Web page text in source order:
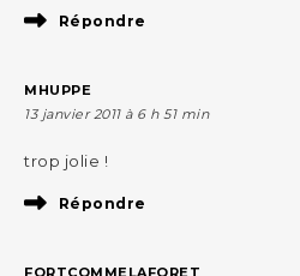
Répondre
MHUPPE
13 janvier 2011 à 6 h 51 min
trop jolie !
Répondre